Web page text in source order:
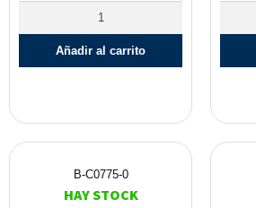
Añadir al carrito
B-C0775-0
HAY STOCK